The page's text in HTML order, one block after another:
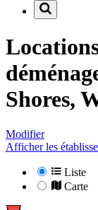
Shores,
Modifier
Afficher les
Liste
Carte